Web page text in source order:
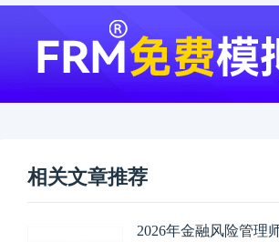
相关文章推荐
2026年金融风险管理